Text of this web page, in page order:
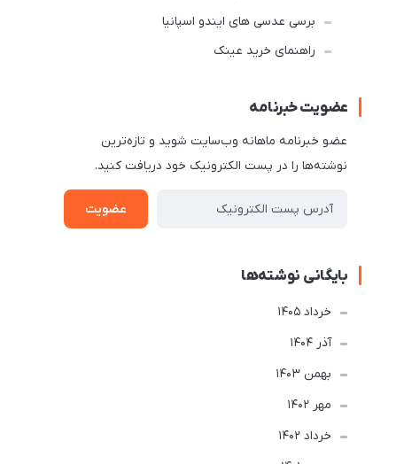
برسی عدسی های ایندو اسپانیا
راهنمای خرید عینک
عضویت خبرنامه
عضو خبرنامه ماهانه وب‌سایت شوید و تازه‌ترین
نوشته‌ها را در پست الکترونیک خود دریافت کنید.
عضویت
بایگانی نوشته‌ها
خرداد 1405
آذر 1404
بهمن 1403
مهر 1402
خرداد 1402